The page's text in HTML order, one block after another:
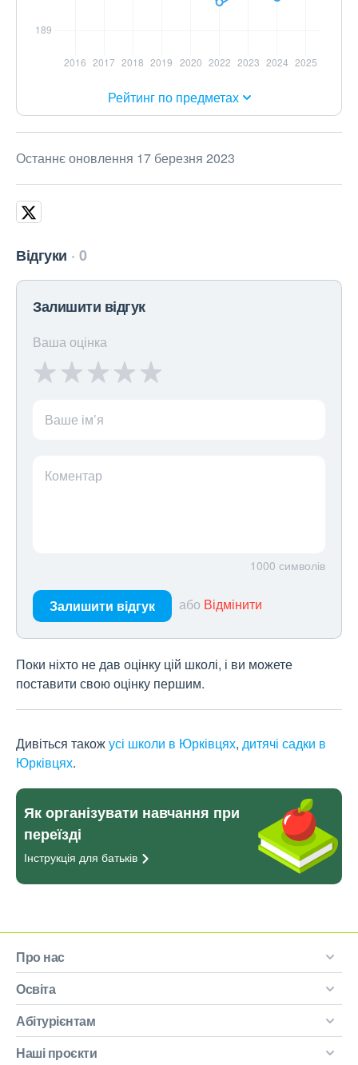
Рейтинг по предметах
Останнє оновлення 17 березня 2023
Відгуки 0
Залишити відгук
Ваша оцінка
Ваше ім’я
Коментар
1000 символів
Залишити відгук або Відмінити
Поки ніхто не дав оцінку цій школі, і ви можете
поставити свою оцінку першим.
Дивіться такожусі школи в Юрківцях, дитячі садки в
Юрківцях.
Як організувати навчання при
переїзді
Інструкція для батьків
Про нас
Освіта
Абітурієнтам
Наші проєкти